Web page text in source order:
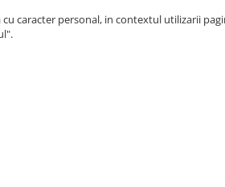
caracter personal, in contextul utilizarii